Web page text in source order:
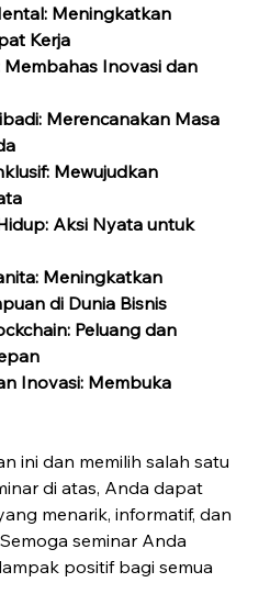
Meningkatkan
Kerja
Inovasi dan
Merencanakan Masa
Mewujudkan
Aksi Nyata untuk
Meningkatkan
di Dunia Bisnis
Peluang dan
Inovasi: Membuka
ini dan memilih salah satu
di atas, Anda dapat
menarik, informatif, dan
seminar Anda
positif bagi semua